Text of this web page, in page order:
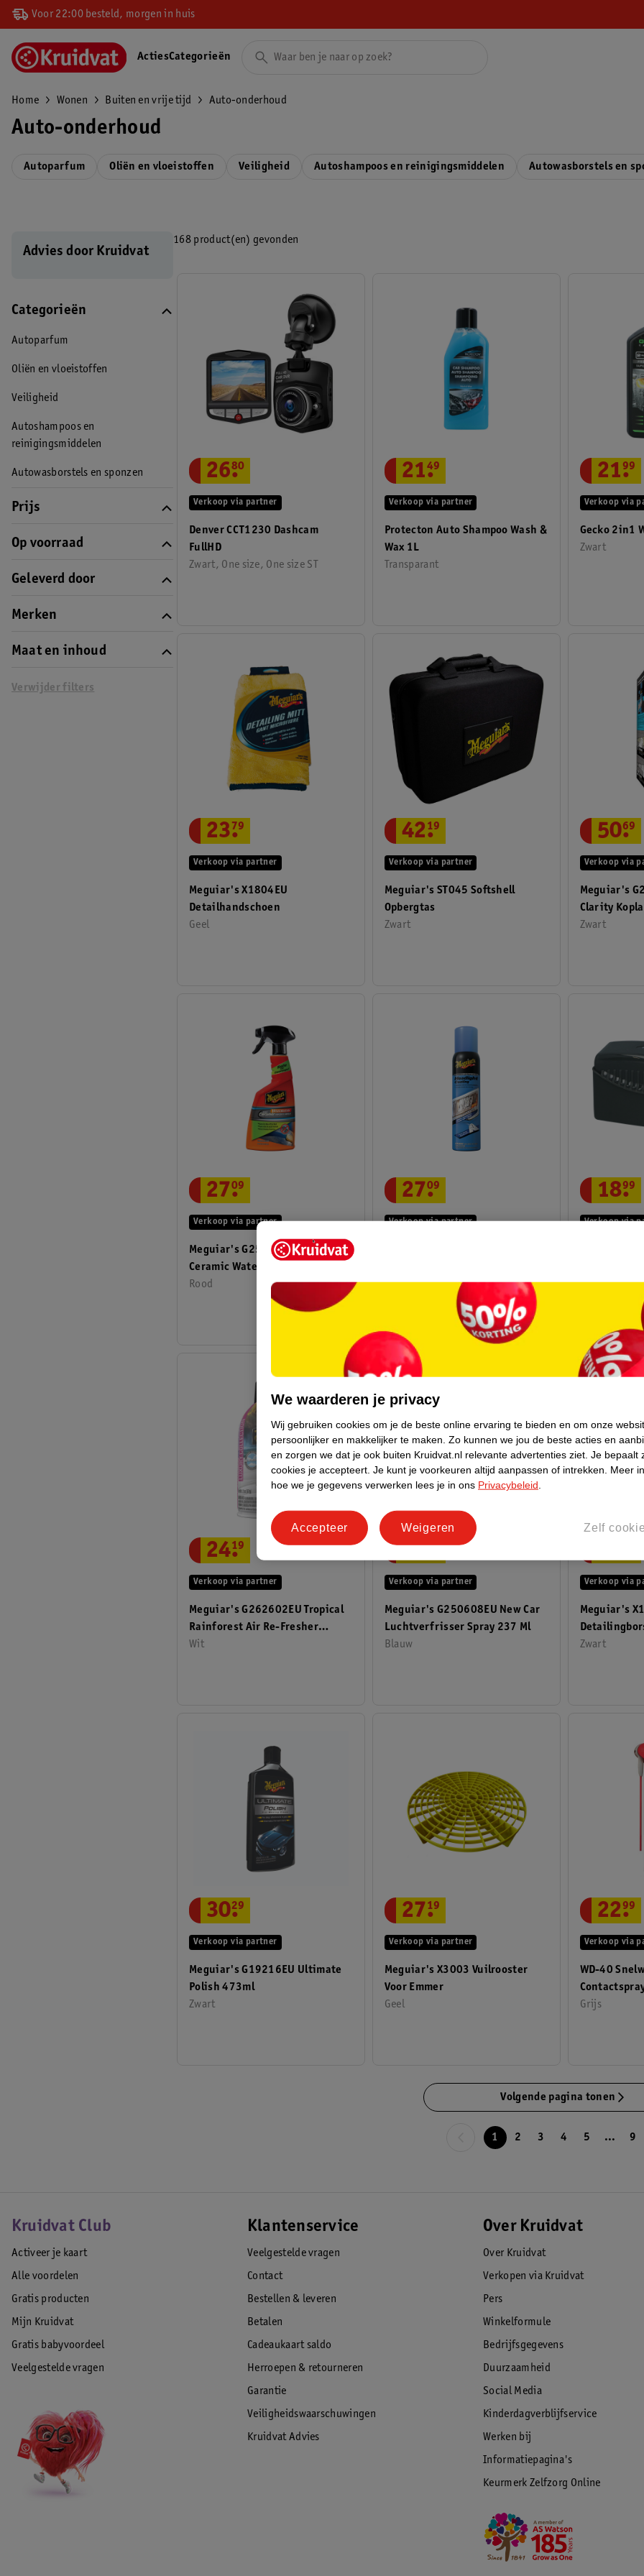
Voor 22:00 besteld, morgen in huis
ActiesCategorieën
Home Wonen Buiten en vrije tijd Auto-onderhoud
Auto-onderhoud
Autoparfum Oliën en vloeistoffen Veiligheid Autoshampoos en reinigingsmiddelen Autowasborstels en
Advies door Kruidvat
Categorieën
Autoparfum
Oliën en vloeistoffen
Veiligheid
Autoshampoos en
reinigingsmiddelen
Autowasborstels en sponzen
Prijs
Op voorraad
Geleverd door
Merken
Maat en inhoud
Verwijder filters
168 product(en) gevonden
Denver CCT1230 Dashcam
FullHD
Zwart, One size, One size ST
Verkoop via partner
26.
80
Protecton Auto Shampoo Wash &
Wax 1L
Transparant
Verkoop via partner
21.
49
Gecko 2in1
Zwart
Verkoop via
21.
99
Meguiar's X1804EU
Detailhandschoen
Geel
Verkoop via partner
23.
79
Meguiar's ST045 Softshell
Opbergtas
Zwart
Verkoop via partner
42.
19
Meguiar's
Clarity
Zwart
Verkoop via
50.
69
Meguiar's G251024EU Hybrid
Ceramic Waterloos Wassen En
Waxen 710ml
Rood
Verkoop via partner
27.
09
Blauw
Verkoop via partner
27.
09
Grijs
Verkoop via
18.
99
Meguiar's G262602EU Tropical
Rainforest Air Re-Fresher
Aerosol
Wit
Verkoop via partner
24.
19
Meguiar's G250608EU New Car
Luchtverfrisser Spray 237 Ml
Blauw
Verkoop via partner
24.
79
Meguiar's
Zwart
Verkoop via
Meguiar's G19216EU Ultimate
Polish 473ml
Zwart
Verkoop via partner
30.
29
Meguiar's X3003 Vuilrooster
Voor Emmer
Geel
Verkoop via partner
27.
19
WD-40
Grijs
Verkoop via
22.
99
Volgende pagina tonen
1 2 3 4 5 ... 9
Kruidvat Club
Activeer je kaart
Alle voordelen
Gratis producten
Mijn Kruidvat
Gratis babyvoordeel
Veelgestelde vragen
Klantenservice
Veelgestelde vragen
Contact
Bestellen & leveren
Betalen
Cadeaukaart saldo
Herroepen & retourneren
Garantie
Veiligheidswaarschuwingen
Kruidvat Advies
Over Kruidvat
Over Kruidvat
Verkopen via Kruidvat
Pers
Winkelformule
Bedrijfsgegevens
Duurzaamheid
Social Media
Kinderdagverblijfservice
Werken bij
Informatiepagina's
Keurmerk Zelfzorg Online
We waarderen je privacy
Wij gebruiken cookies om je de beste online ervaring te bieden en om onze
persoonlijker en makkelijker te maken. Zo kunnen we jou de beste acties en
en zorgen we dat je ook buiten Kruidvat.nl relevante advertenties ziet. Je bepaalt
cookies je accepteert. Je kunt je voorkeuren altijd aanpassen of intrekken.
Meer
hoe we je gegevens verwerken lees je in ons Privacybeleid
Zelf
Weigeren
Accepteer